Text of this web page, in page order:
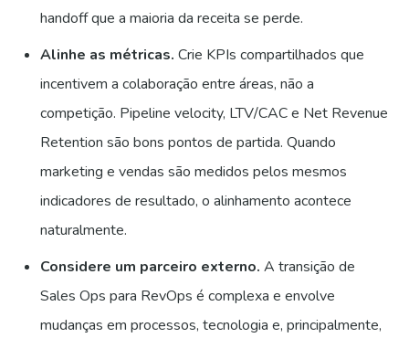
handoff que a maioria da receita se perde.
Alinhe as métricas. Crie KPIs compartilhados que
incentivem a colaboração entre áreas, não a
competição. Pipeline velocity, LTV/CAC e Net Revenue
Retention são bons pontos de partida. Quando
marketing e vendas são medidos pelos mesmos
indicadores de resultado, o alinhamento acontece
naturalmente.
Considere um parceiro externo. A transição de
Sales Ops para RevOps é complexa e envolve
mudanças em processos, tecnologia e, principalmente,